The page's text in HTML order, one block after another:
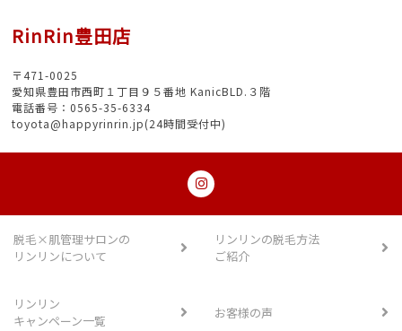
RinRin豊田店
〒471-0025
愛知県豊田市西町１丁目９５番地 KanicBLD.３階
電話番号：0565-35-6334
toyota@happyrinrin.jp(24時間受付中)
脱毛×肌管理サロンの
リンリンについて
リンリンの脱毛方法
ご紹介
リンリン
キャンペーン一覧
お客様の声